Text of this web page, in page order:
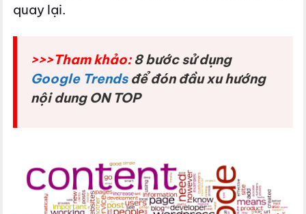
quay lại.
>>>Tham khảo:8 bước sử dụng
Google Trendsđể đón đầu xu hướng
nội dung ON TOP